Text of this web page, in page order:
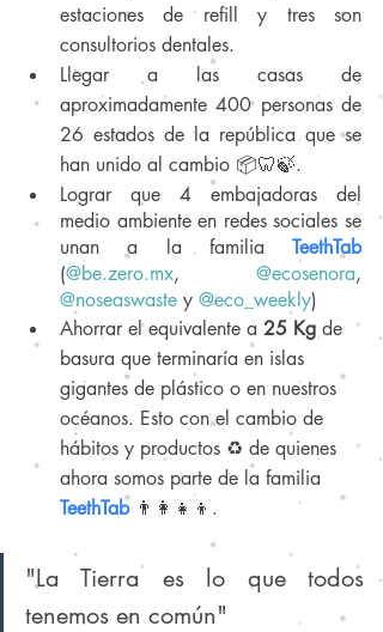
estaciones de refill y tres son
consultorios dentales.
Llegar a las casas de
aproximadamente 400 personas de
26 estados de la república que se
han unido al cambio 📦🦷🍃.
Lograr que 4 embajadoras del
medio ambiente en redes sociales se
unan a la familia TeethTab
(@be.zero.mx, @ecosenora
@noseaswaste y @eco_weekly)
Ahorrar el equivalente a 25 Kg de
basura que terminaría en islas
gigantes de plástico o en nuestros
océanos. Esto con el cambio de
hábitos y productos ♻️ de quienes
ahora somos parte de la familia
TeethTab 👨‍👩‍👧‍👦.
"La Tierra es lo que todos
tenemos en común"